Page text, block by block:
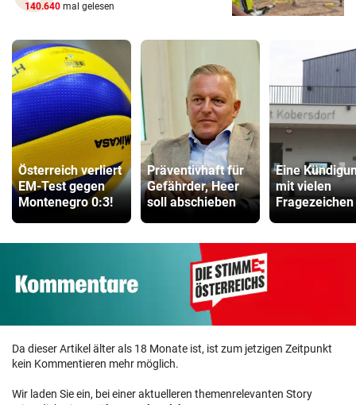
140.640 mal gelesen
Österreich verliert
EM-Test gegen
Montenegro 0:3!
Präventivhaft für
Gefährder, Heer
soll abschieben
Eine
mit vielen
Fragezeichen
Da dieser Artikel älter als 18 Monate ist, ist zum jetzigen Zeitpunkt
kein Kommentieren mehr möglich.
Wir laden Sie ein, bei einer aktuelleren themenrelevanten Story